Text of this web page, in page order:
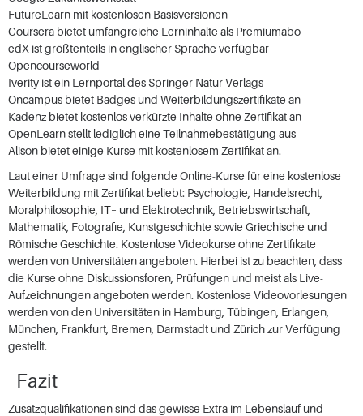
FutureLearn mit kostenlosen Basisversionen
Coursera bietet umfangreiche Lerninhalte als Premiumabo
edX ist größtenteils in englischer Sprache verfügbar
Opencourseworld
Iverity ist ein Lernportal des Springer Natur Verlags
Oncampus bietet Badges und Weiterbildungszertifikate an
Kadenz bietet kostenlos verkürzte Inhalte ohne Zertifikat an
OpenLearn stellt lediglich eine Teilnahmebestätigung aus
Alison bietet einige Kurse mit kostenlosem Zertifikat an.
Laut einer Umfrage sind folgende Online-Kurse für eine kostenlose
Weiterbildung mit Zertifikat beliebt: Psychologie, Handelsrecht,
Moralphilosophie, IT– und Elektrotechnik, Betriebswirtschaft,
Mathematik, Fotografie, Kunstgeschichte sowie Griechische und
Römische Geschichte. Kostenlose Videokurse ohne Zertifikate
werden von Universitäten angeboten. Hierbei ist zu beachten, dass
die Kurse ohne Diskussionsforen, Prüfungen und meist als Live-
Aufzeichnungen angeboten werden. Kostenlose Videovorlesungen
werden von den Universitäten in Hamburg, Tübingen, Erlangen,
München, Frankfurt, Bremen, Darmstadt und Zürich zur Verfügung
gestellt.
Fazit
Zusatzqualifikationen sind das gewisse Extra im Lebenslauf und